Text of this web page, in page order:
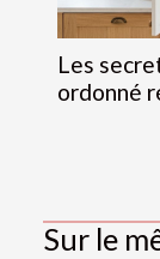
Les
ordonné
Sur le